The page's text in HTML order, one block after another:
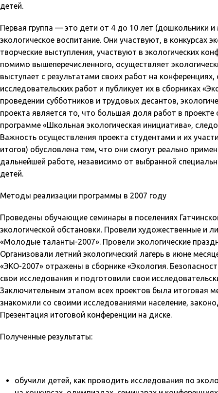
детей.
Первая группа — это дети от 4 до 10 лет (дошкольники
экологическое воспитание. Они участвуют, в конкурсах
творческие выступления, участвуют в экологических
помимо вышеперечисленного, осуществляет
выступает с результатами своих работ на
исследовательских работ и публикует их в сборниках
проведении субботников и трудовых десантов,
проекта является то, что большая доля работ в
программе «Школьная экологическая инициатива»,
Важность осуществления проекта студентами и их
итогов) обусловлена тем, что они смогут реально
дальнейшей работе, независимо от выбранной
детей.
Методы реализации программы в 2007 году
Проведены обучающие семинары в поселениях
экологической обстановки. Провели художественные и
«Молодые таланты-2007». Провели экологические
Организовали летний экологический лагерь в июне
«ЭКО-2007» отражены в сборнике «Экология.
свои исследования и подготовили свои
Заключительным этапом всех проектов была итоговая
знакомили со своими исследованиями население,
Презентация итоговой конференции на диске.
Полученные результаты:
обучили детей, как проводить исследования по